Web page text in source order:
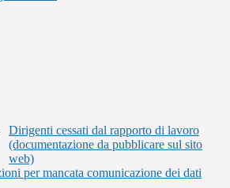
Dirigenti cessati dal rapporto di lavoro
(documentazione da pubblicare sul sito
web)
per mancata comunicazione dei dati